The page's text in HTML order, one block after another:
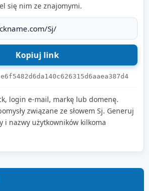
się nim ze znajomymi.
login e-mail, markę lub domenę.
związane ze słowem Sj. Generuj
i nazwy użytkowników kilkoma